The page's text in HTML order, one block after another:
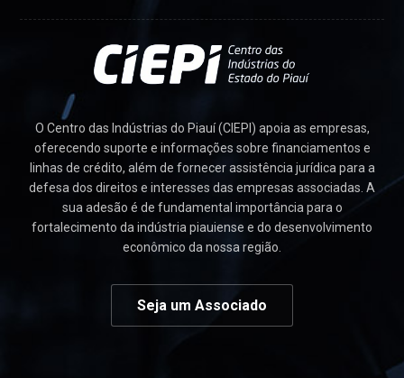
O Centro das Indústrias do Piauí (CIEPI) apoia as empresas,
oferecendo suporte e informações sobre financiamentos e
linhas de crédito, além de fornecer assistência jurídica para a
defesa dos direitos e interesses das empresas associadas. A
sua adesão é de fundamental importância para o
fortalecimento da indústria piauiense e do desenvolvimento
econômico da nossa região.
Seja um Associado